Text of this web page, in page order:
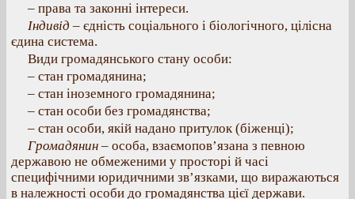
– права та законні інтереси.
Індивід – єдність соціального і біологічного, цілісна
єдина система.
Види громадянського стану особи:
– стан громадянина;
– стан іноземного громадянина;
– стан особи без громадянства;
– стан особи, якій надано притулок (біженці);
Громадянин – особа, взаємопов’язана з певною
державою не обмеженими у просторі й часі
специфічними юридичними зв’язками, що виражаються
в належності особи до громадянства цієї держави.